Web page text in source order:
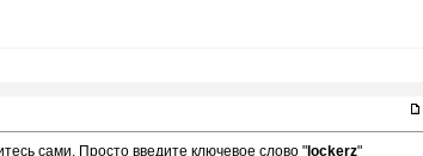
сами. Просто введите ключевое слово " lockerz"